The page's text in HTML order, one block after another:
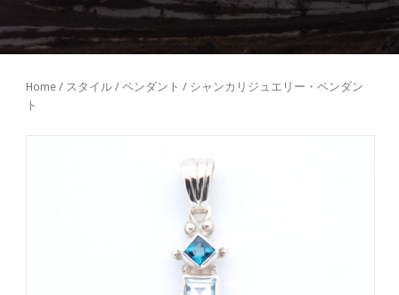
Home / スタイル / ペンダント / シャンカリジュエリー・ペンダン
ト